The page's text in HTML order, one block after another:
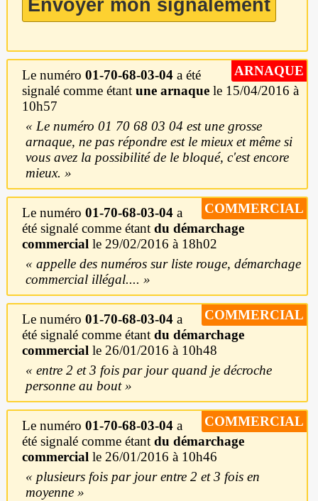
ARNAQUE
Le numéro 01-70-68-03-04a été
signalé comme étant une arnaquele 15/04/2016 à
10h57
Le numéro 01 70 68 03 04 est une grosse
arnaque, ne pas répondre est le mieux et même si
vous avez la possibilité de le bloqué, c'est encore
mieux.
COMMERCIAL
Le numéro 01-70-68-03-04a
été signalé comme étant du démarchage
commercial le 29/02/2016 à 18h02
appelle des numéros sur liste rouge, démarchage
commercial illégal....
COMMERCIAL
Le numéro 01-70-68-03-04a
été signalé comme étant du démarchage
commercial le 26/01/2016 à 10h48
entre 2 et 3 fois par jour quand je décroche
personne au bout
COMMERCIAL
Le numéro 01-70-68-03-04a
été signalé comme étant du démarchage
commercial le 26/01/2016 à 10h46
plusieurs fois par jour entre 2 et 3 fois en
moyenne